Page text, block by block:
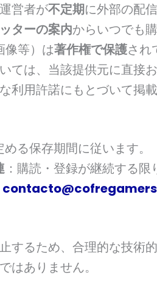
営者が不定期に外部の配
ターの案内からいつでも
像等）は著作権で保護され
ては、当該提供元に直接
利用許諾にもとづいて掲載
める保存期間に従います。
：購読・登録が継続する
するため、合理的な技術
はありません。